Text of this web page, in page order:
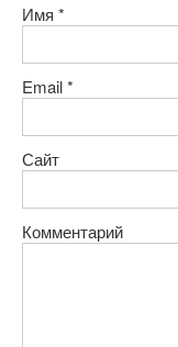
Имя *
Email*
Сайт
Комментарий